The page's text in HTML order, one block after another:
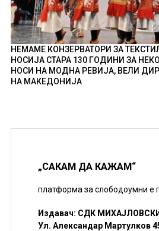
НЕМАМЕ КОНЗЕРВАТОРИ ЗА
НОСИЈА СТАРА 130 ГОДИНИ ЗА
НОСИ НА МОДНА РЕВИЈА, ВЕЛИ
НА МАКЕДОНИЈА
„САКАМ ДА КАЖАМ“
платформа за слободоумни е
Издавач: СДК
Ул. Александар Мартулков